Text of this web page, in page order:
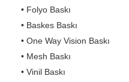
• Folyo Baskı
• Baskes Baskı
• One Way Vision Baskı
• Mesh Baskı
• Vinil Baskı